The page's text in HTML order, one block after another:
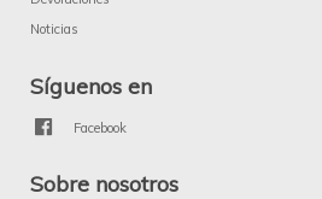
Noticias
Síguenos en
Facebook
Sobre nosotros